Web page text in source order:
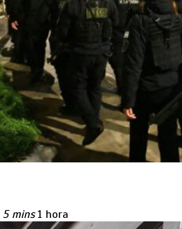
5 mins 1 hora